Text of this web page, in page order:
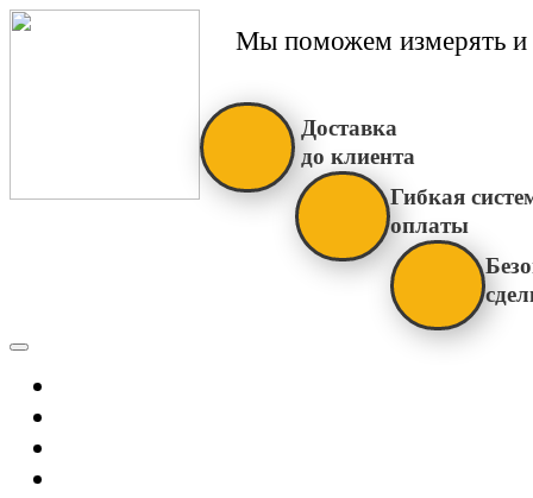
Мы поможем измерять и
Доставка
до клиента
Гибкая
оплаты